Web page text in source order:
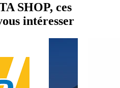
SHOP, ces
intéresser